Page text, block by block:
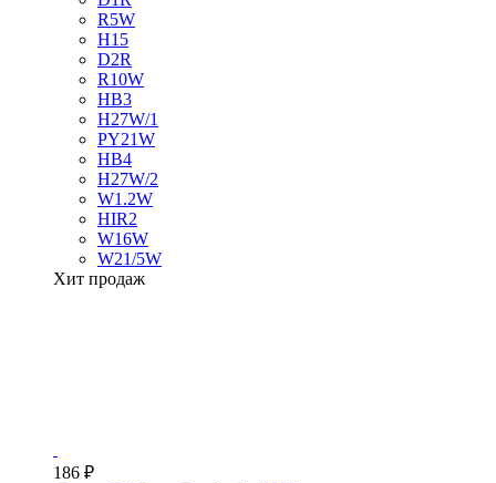
R5W
H15
D2R
R10W
HB3
H27W/1
PY21W
HB4
H27W/2
W1.2W
HIR2
W16W
W21/5W
Хит продаж
186 ₽